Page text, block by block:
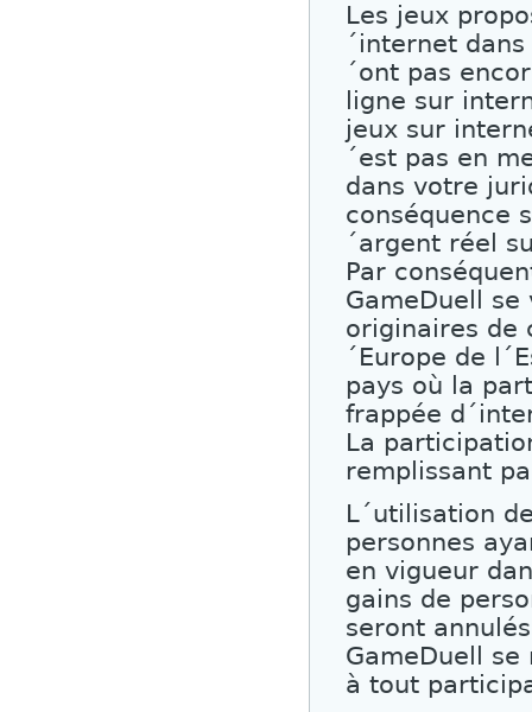
Les jeux
´internet
´ont pas
ligne sur
jeux sur
´est pas en
dans votre
conséquence
´argent réel
Par
GameDuell
originaires de
´Europe de
pays où la
frappée
La
remplissant
L´utilisation
personnes
en vigueur
gains de
seront
GameDuell
à tout